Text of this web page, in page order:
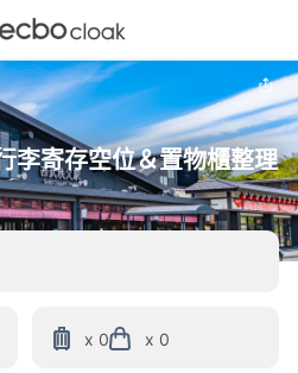
寄存空位＆置物櫃整理
x 0 x 0